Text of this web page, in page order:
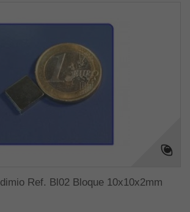
Ref. Bl02 Bloque 10x10x2mm